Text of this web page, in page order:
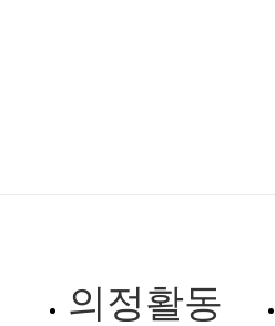
의정활동